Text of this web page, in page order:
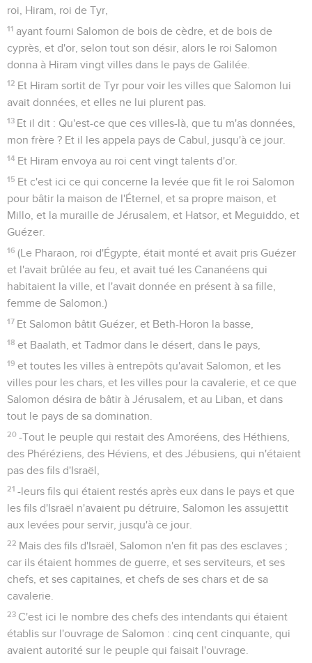
roi, Hiram, roi de Tyr,
11 ayant fourni Salomon de bois de cèdre, et de bois de
cyprès, et d'or, selon tout son désir, alors le roi Salomon
donna à Hiram vingt villes dans le pays de Galilée.
12 Et Hiram sortit de Tyr pour voir les villes que Salomon lui
avait données, et elles ne lui plurent pas.
13 Et il dit : Qu'est-ce que ces villes-là, que tu m'as données,
mon frère ? Et il les appela pays de Cabul, jusqu'à ce jour.
14 Et Hiram envoya au roi cent vingt talents d'or.
15 Et c'est ici ce qui concerne la levée que fit le roi Salomon
pour bâtir la maison de l'Éternel, et sa propre maison, et
Millo, et la muraille de Jérusalem, et Hatsor, et Meguiddo, et
Guézer.
16 (Le Pharaon, roi d'Égypte, était monté et avait pris Guézer
et l'avait brûlée au feu, et avait tué les Cananéens qui
habitaient la ville, et l'avait donnée en présent à sa fille,
femme de Salomon.)
17 Et Salomon bâtit Guézer, et Beth-Horon la basse,
18 et Baalath, et Tadmor dans le désert, dans le pays,
19 et toutes les villes à entrepôts qu'avait Salomon, et les
villes pour les chars, et les villes pour la cavalerie, et ce que
Salomon désira de bâtir à Jérusalem, et au Liban, et dans
tout le pays de sa domination.
20 -Tout le peuple qui restait des Amoréens, des Héthiens,
des Phéréziens, des Héviens, et des Jébusiens, qui n'étaient
pas des fils d'Israël,
21 -leurs fils qui étaient restés après eux dans le pays et que
les fils d'Israël n'avaient pu détruire, Salomon les assujettit
aux levées pour servir, jusqu'à ce jour.
22 Mais des fils d'Israël, Salomon n'en fit pas des esclaves ;
car ils étaient hommes de guerre, et ses serviteurs, et ses
chefs, et ses capitaines, et chefs de ses chars et de sa
cavalerie.
23 C'est ici le nombre des chefs des intendants qui étaient
établis sur l'ouvrage de Salomon : cinq cent cinquante, qui
avaient autorité sur le peuple qui faisait l'ouvrage.